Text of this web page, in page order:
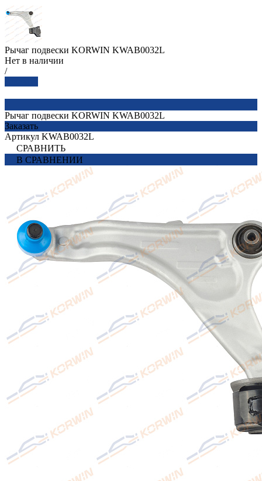
Рычаг подвески KORWIN KWAB0032L
Нет в наличии
/
Рычаг подвески KORWIN KWAB0032L
Заказать
Артикул KWAB0032L
СРАВНИТЬ
В СРАВНЕНИИ